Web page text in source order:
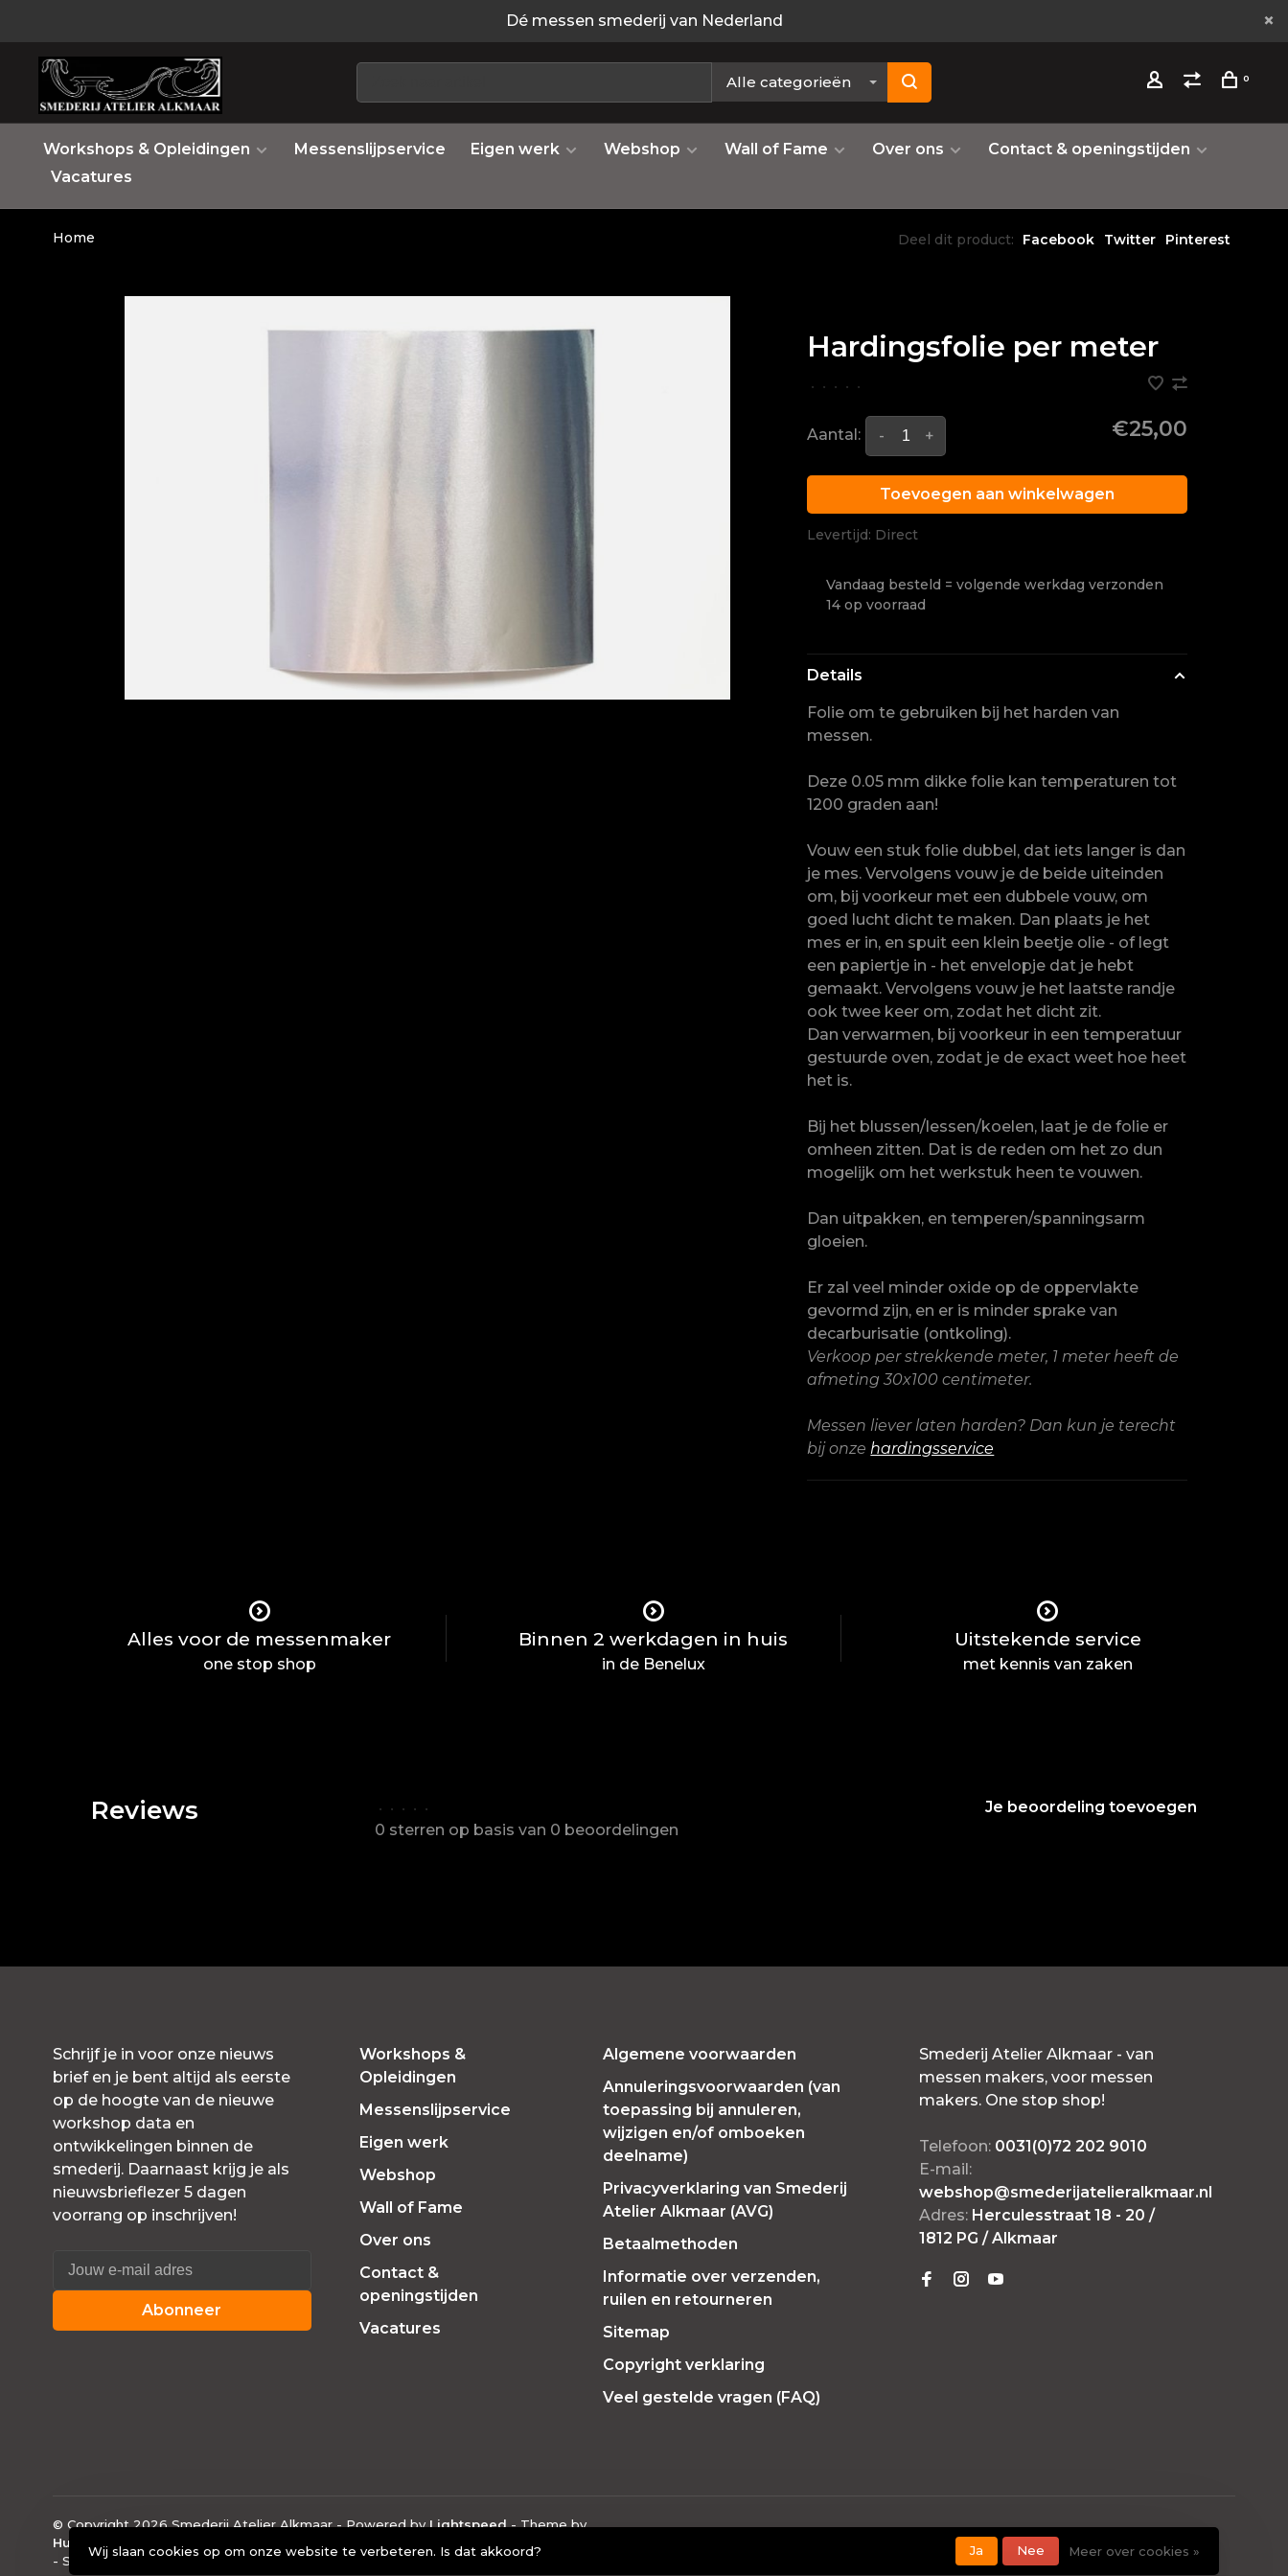
Dé messen smederij van Nederland
Alle categorieën 0
Workshops & Opleidingen Messenslijpservice Eigen werk Webshop Wall of Fame Over ons
Contact & openingstijden
Vacatures
Home Deel dit product: Facebook Twitter Pinterest
Hardingsfolie per meter
• • • • •
Aantal: +
- €25,00
Toevoegen aan winkelwagen
Levertijd: Direct
Vandaag besteld = volgende werkdag verzonden
14 op voorraad
Details
Folie om te gebruiken bij het harden van
messen.
Deze 0.05 mm dikke folie kan temperaturen tot
1200 graden aan!
Vouw een stuk folie dubbel, dat iets langer is dan
je mes. Vervolgens vouw je de beide uiteinden
om, bij voorkeur met een dubbele vouw, om
goed lucht dicht te maken. Dan plaats je het
mes er in, en spuit een klein beetje olie - of legt
een papiertje in - het envelopje dat je hebt
gemaakt. Vervolgens vouw je het laatste randje
ook twee keer om, zodat het dicht zit.
Dan verwarmen, bij voorkeur in een temperatuur
gestuurde oven, zodat je de exact weet hoe heet
het is.
Bij het blussen/lessen/koelen, laat je de folie er
omheen zitten. Dat is de reden om het zo dun
mogelijk om het werkstuk heen te vouwen.
Dan uitpakken, en temperen/spanningsarm
gloeien.
Er zal veel minder oxide op de oppervlakte
gevormd zijn, en er is minder sprake van
decarburisatie (ontkoling).
Verkoop per strekkende meter, 1 meter heeft de
afmeting 30x100 centimeter.
Messen liever laten harden? Dan kun je terecht
bij onzehardingsservice
Alles voor de messenmaker
one stop shop
Binnen 2 werkdagen in huis
in de Benelux
Uitstekende service
met kennis van zaken
Reviews • • • • •
0 sterren op basis van 0 beoordelingen
Je beoordeling toevoegen
Schrijf je in voor onze nieuws
brief en je bent altijd als eerste
op de hoogte van de nieuwe
workshop data en
ontwikkelingen binnen de
smederij. Daarnaast krijg je als
nieuwsbrieflezer 5 dagen
voorrang op inschrijven!
Abonneer
Workshops &
Opleidingen
Messenslijpservice
Eigen werk
Webshop
Wall of Fame
Over ons
Contact &
openingstijden
Vacatures
Algemene voorwaarden
Annuleringsvoorwaarden (van
toepassing bij annuleren,
wijzigen en/of omboeken
deelname)
Privacyverklaring van Smederij
Atelier Alkmaar (AVG)
Betaalmethoden
Informatie over verzenden,
ruilen en retourneren
Sitemap
Copyright verklaring
Veel gestelde vragen (FAQ)
Smederij Atelier Alkmaar - van
messen makers, voor messen
makers. One stop shop!
Telefoon: 0031(0)72 202 9010
E-mail:
webshop@smederijatelieralkmaar.nl
Adres: Herculesstraat 18 - 20 /
1812 PG / Alkmaar
© Copyright 2026 Smederij Atelier Alkmaar- Powered byLightspeed- Theme by
Huysmans.me
- Smederij Atelier Alkmaarscores a 4.7/5out of40klantbeoordelingen atGoogle
Wij slaan cookies op om onze website te verbeteren. Is dat akkoord? Ja Nee Meer over cookies »